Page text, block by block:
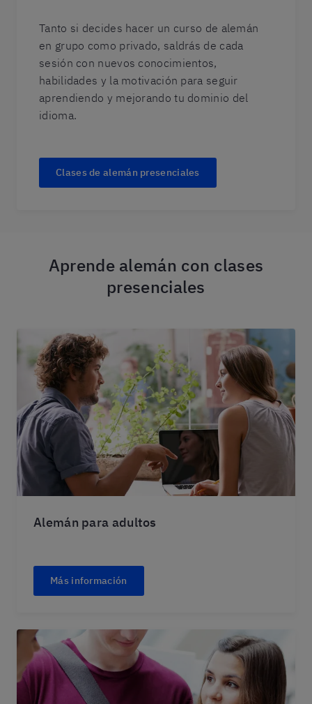
Tanto si decides hacer un curso de alemán
en grupo como privado, saldrás de cada
sesión con nuevos conocimientos,
habilidades y la motivación para seguir
aprendiendo y mejorando tu dominio del
idioma.
Clases de alemán presenciales
Aprende alemán con clases
presenciales
Alemán para adultos
Más información